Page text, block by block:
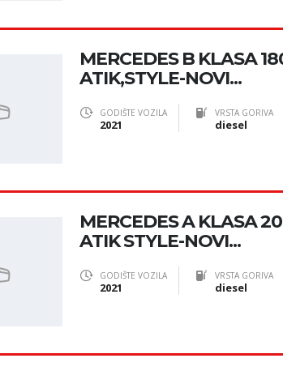
MERCEDES B KLASA
ATIK,STYLE-NOVI...
GODIŠTE VOZILA
2021
VRSTA GORIVA
diesel
MERCEDES A KLASA
ATIK STYLE-NOVI...
GODIŠTE VOZILA
2021
VRSTA GORIVA
diesel